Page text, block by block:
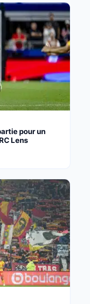
pour un
Lens